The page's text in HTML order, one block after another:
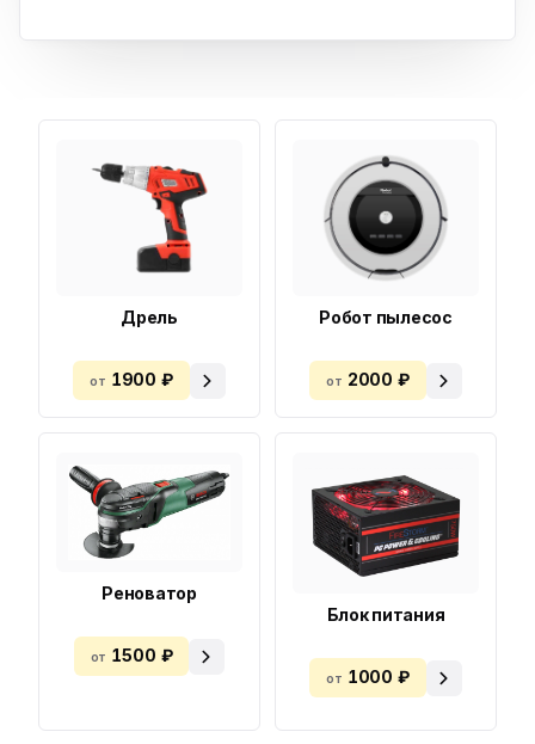
Дрель
от 1900 ₽
Робот пылесос
от 2000 ₽
Реноватор
от 1500 ₽
Блок питания
от 1000 ₽